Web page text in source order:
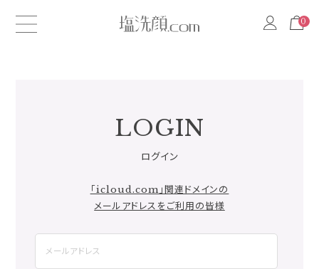
0
0
LOGIN
ログイン
「icloud.com」関連ドメインの
メールアドレスをご利用の皆様